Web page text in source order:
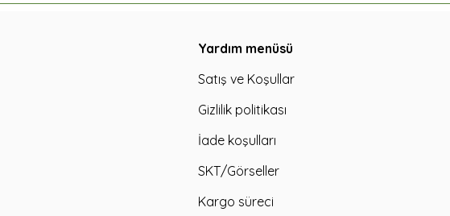
Yardım menüsü
Satış ve Koşullar
Gizlilik politikası
İade koşulları
SKT/Görseller
Kargo süreci